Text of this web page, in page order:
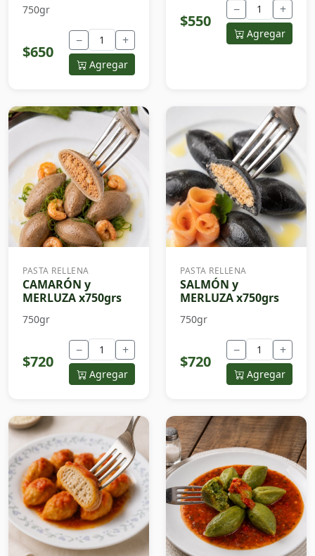
750gr
$650
− +
Agregar
$550
− +
Agregar
PASTA RELLENA
CAMARÓN y
MERLUZA x750grs
750gr
$720
− +
Agregar
PASTA RELLENA
SALMÓN y
MERLUZA x750grs
750gr
$720
− +
Agregar